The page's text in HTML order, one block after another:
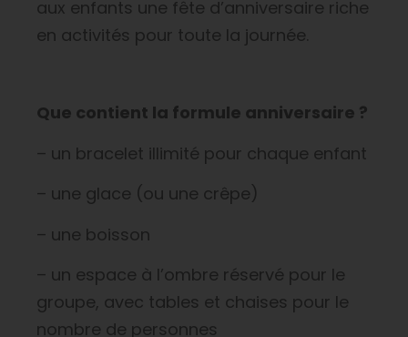
aux enfants une fête d’anniversaire riche
en activités pour toute la journée.
Que contient la formule anniversaire ?
– un bracelet illimité pour chaque enfant
– une glace (ou une crêpe)
– une boisson
– un espace à l’ombre réservé pour le
groupe, avec tables et chaises pour le
nombre de personnes